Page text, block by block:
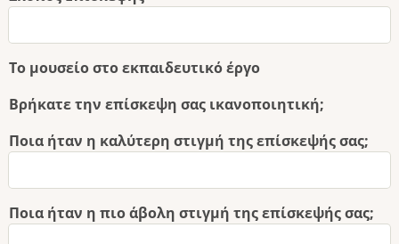
Το μουσείο στο εκπαιδευτικό έργο
Βρήκατε την επίσκεψη σας ικανοποιητική;
Ποια ήταν η καλύτερη στιγμή της επίσκεψής σας;
Ποια ήταν η πιο άβολη στιγμή της επίσκεψής σας;